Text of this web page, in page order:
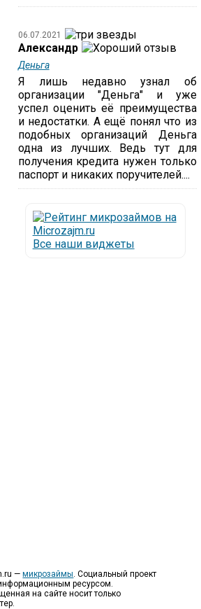
06.07.2021
Александр
Деньга
Я лишь недавно узнал об
организации "Деньга" и уже
успел оценить её преимущества
и недостатки. А ещё понял что из
подобных организаций Деньга
одна из лучших. Ведь тут для
получения кредита нужен только
паспорт и никаких поручителей....
Все наши виджеты
—микрозаймы. Социальный проект
ресурсом.
на сайте носит только